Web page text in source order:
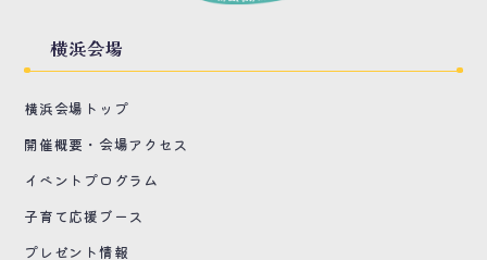
横浜会場
横浜会場トップ
開催概要・会場アクセス
イベントプログラム
子育て応援ブース
プレゼント情報